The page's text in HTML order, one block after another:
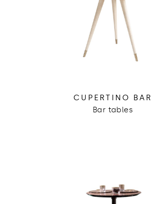
CUPERTINO BAR
Bar tables